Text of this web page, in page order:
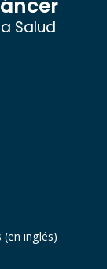
Salud
inglés)